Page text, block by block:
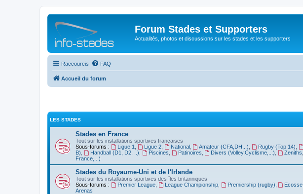
Forum Stades et Supporters
Actualités, photos et discussions sur les stades et les supporters
Raccourcis FAQ
Accueil du forum
LES STADES
Stades en France
Tout sur les installations sportives françaises
Sous-forums :
Ligue 1 Ligue 2, National, Amateur (CFA,DH,..) Rugby (Top 14)
B)
Handball (D1, D2, ..) Piscines Patinoires Divers (Volley,Cyclisme,...) Zeniths
France,...)
Stades du Royaume-Uni et de l'Irlande
Tout sur les installations sportives des îles britanniques
Sous-forums :
Premier League, League Championship, Premiership (rugby) Ecosse
Arenas